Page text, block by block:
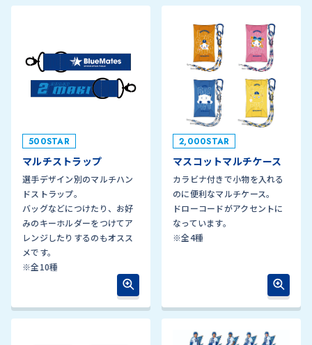
500STAR
マルチストラップ
選手デザイン別のマルチハン
ドストラップ。
バッグなどにつけたり、お好
みのキーホルダーをつけてア
レンジしたりするのもオスス
メです。
※全10種
2,000STAR
マスコットマルチケース
カラビナ付きで小物を入れる
のに便利なマルチケース。
ドローコードがアクセントに
なっています。
※全4種